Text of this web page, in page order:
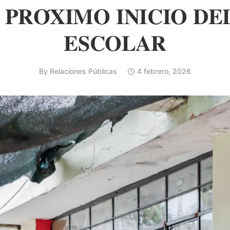
𝐈𝐍𝐈𝐂𝐈𝐎
𝐄𝐒𝐂𝐎𝐋𝐀𝐑
By Relaciones Públicas 4 febrero, 2026